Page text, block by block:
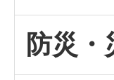
防災